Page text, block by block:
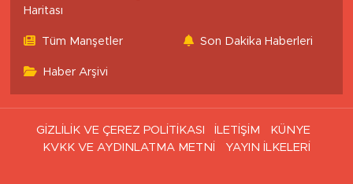
Haritası
Tüm Manşetler Son Dakika Haberleri
Haber Arşivi
GİZLİLİK VE ÇEREZ POLİTİKASI İLETİŞİM
KÜNYE
KVKK VE AYDINLATMA METNİ
YAYIN İLKELERİ